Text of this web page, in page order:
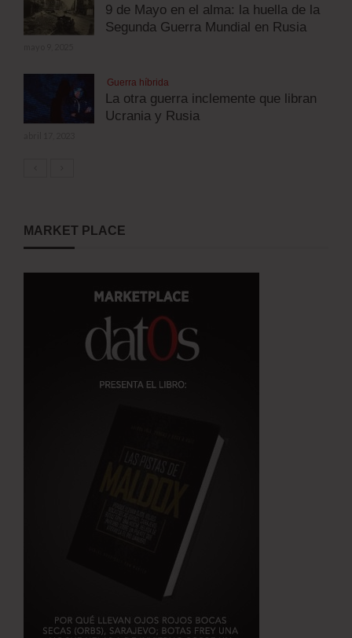
9 de Mayo en el alma: la huella de la
Segunda Guerra Mundial en Rusia
Guerra híbrida
La otra guerra inclemente que libran
Ucrania y Rusia
MARKET PLACE